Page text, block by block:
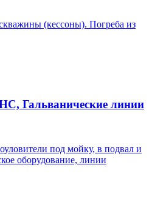
(кессоны). Погреба из
Гальванические линии
под мойку, в подвал и
оборудование, линии